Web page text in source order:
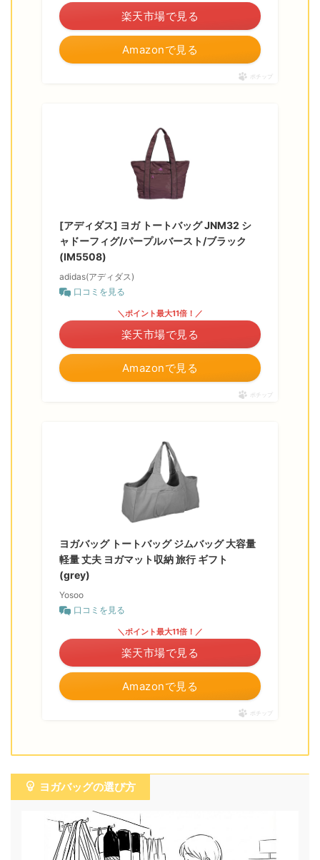
Amazonで見る
楽天市場で見る
ポチップ
[アディダス] ヨガ トートバッグ JNM32 シ
ャドーフィグ/パープルバースト/ブラック
(IM5508)
adidas(アディダス)
口コミを見る
Amazonで見る
＼ポイント最大11倍！／
楽天市場で見る
ポチップ
ヨガバッグ トートバッグ ジムバッグ 大容量
軽量 丈夫 ヨガマット収納 旅行 ギフト
(grey)
Yosoo
口コミを見る
Amazonで見る
＼ポイント最大11倍！／
楽天市場で見る
ポチップ
ヨガバッグの選び方